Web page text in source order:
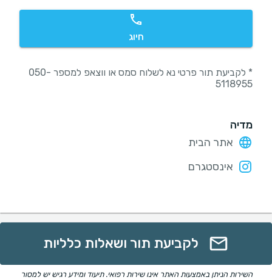
חיוג
* לקביעת תור פרטי נא לשלוח סמס או ווצאפ למספר 050-
5118955
מדיה
אתר הבית
אינסטגרם
לקביעת תור ושאלות כלליות
השירות הניתן באמצעות האתר אינו שירות רפואי. תיעוד ומידע רגיש יש למסור